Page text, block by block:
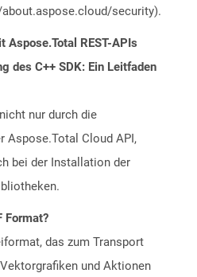
security).
Aspose.Total REST-APIs
des C++ SDK: Ein Leitfaden
nur durch die
Aspose.Total Cloud API,
bei der Installation der
Format?
das zum Transport
und Aktionen